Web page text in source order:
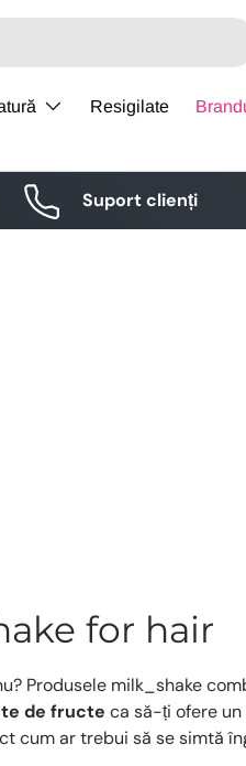
Resigilate
Suport clienți
for hair
Produsele milk_shake
de fructe ca să-ți ofere
cum ar trebui să se simtă